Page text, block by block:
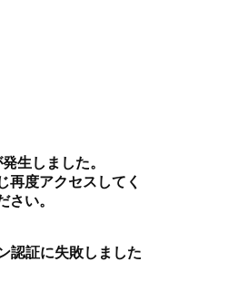
生しました。
再度アクセスしてく
さい。
認証に失敗しました